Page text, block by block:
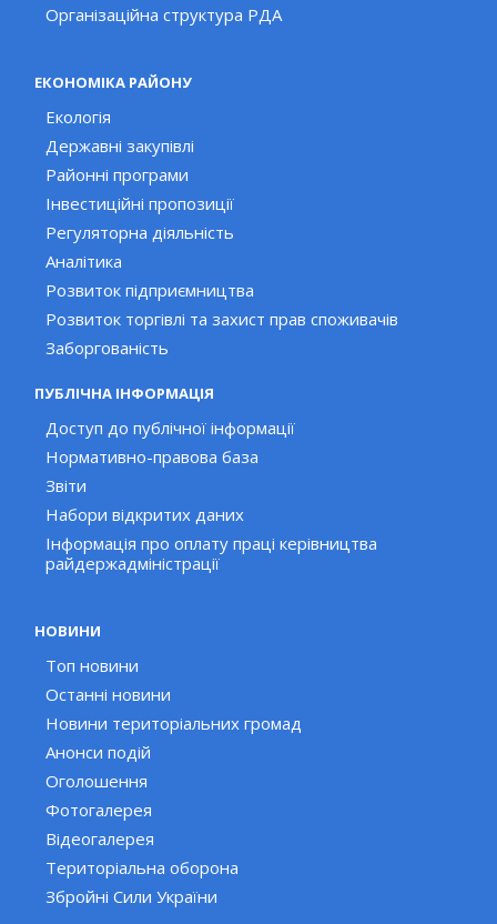
Організаційна структура РДА
ЕКОНОМІКА РАЙОНУ
Екологія
Державні закупівлі
Районні програми
Інвестиційні пропозиції
Регуляторна діяльність
Аналітика
Розвиток підприємництва
Розвиток торгівлі та захист прав споживачів
Заборгованість
ПУБЛІЧНА ІНФОРМАЦІЯ
Доступ до публічної інформації
Нормативно-правова база
Звіти
Набори відкритих даних
Інформація про оплату праці керівництва
райдержадміністрації
НОВИНИ
Топ новини
Останні новини
Новини територіальних громад
Анонси подій
Оголошення
Фотогалерея
Відеогалерея
Територіальна оборона
Збройні Сили України